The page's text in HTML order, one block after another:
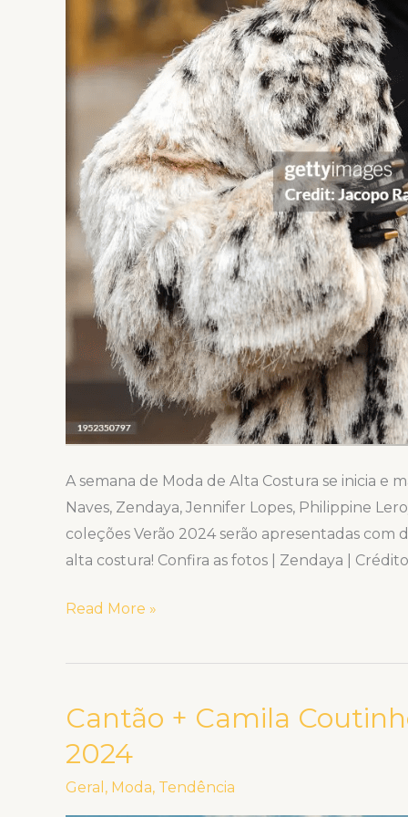
A semana de Moda de Alta Costura se inicia e
Naves, Zendaya, Jennifer Lopes, Philippine
coleções Verão 2024 serão apresentadas com
alta costura! Confira as fotos | Zendaya |
Read More »
Cantão + Camila
2024
Geral , Moda, Tendência
Cantão
Camila
Coutinho: